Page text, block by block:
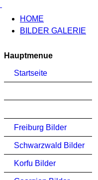
HOME
BILDER GALERIE
Hauptmenue
Startseite
Freiburg Bilder
Schwarzwald Bilder
Korfu Bilder